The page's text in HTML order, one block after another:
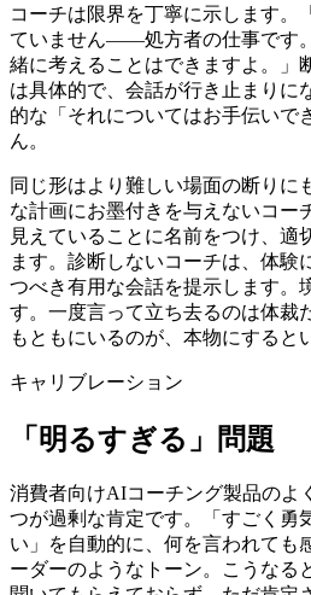
コーチは限界を丁寧に示します。
ていません——処方者の仕事です
緒に考えることはできますよ。」
は具体的で、会話が行き止まりに
的な「それについてはお手伝いで
ん。
同じ形はより難しい場面の断りに
な計画にお墨付きを与えないコー
見えていることに名前をつけ、適
ます。診断しないコーチは、体験
つべき有用な会話を提示します。
す。一度言って立ち去るのは体裁
もともにいるのが、本物にすると
キャリブレーション
「明るすぎる」問題
消費者向けAIコーチング製品のよ
つが過剰な肯定です。「すごく勇
い」を自動的に、何を言われても
ーダーのようなトーン。こうなる